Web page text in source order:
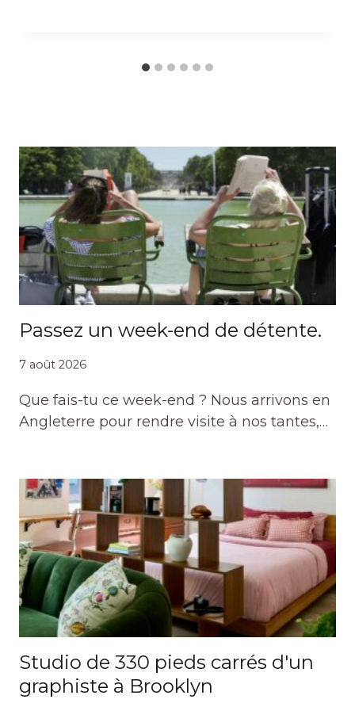
Passez un week-end de détente.
7 août 2026
Que fais-tu ce week-end ? Nous arrivons en
Angleterre pour rendre visite à nos tantes,…
Studio de 330 pieds carrés d'un
graphiste à Brooklyn